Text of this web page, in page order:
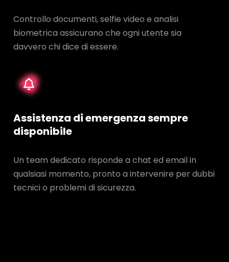
Controllo documenti, selfie video e analisi
biometrica assicurano che ogni utente sia
davvero chi dice di essere.
Assistenza di emergenza sempre
disponibile
Un team dedicato risponde a chat ed email in
qualsiasi momento, pronto a intervenire per dubbi
tecnici o problemi di sicurezza.